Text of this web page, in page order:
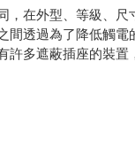
，在外型、等級、尺
間透過為了降低觸電
許多遮蔽插座的裝置